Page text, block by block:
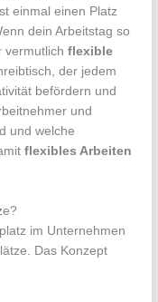
einmal einen Platz
dein Arbeitstag so
vermutlichflexible
der jedem
befördern und
und
und welche
flexibles Arbeiten
im Unternehmen
Das Konzept